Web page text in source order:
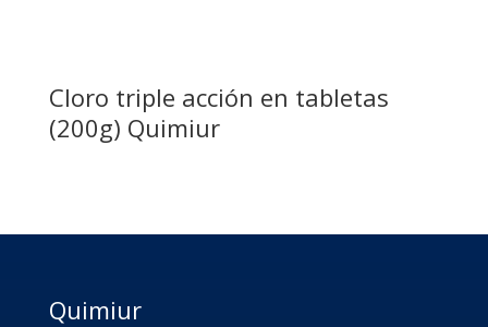
Cloro triple acción en tabletas
(200g) Quimiur
Quimiur